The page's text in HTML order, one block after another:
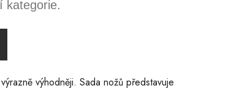
kategorie.
výhodněji. Sada nožů představuje